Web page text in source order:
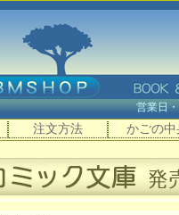
営業
注文方法 かごの中